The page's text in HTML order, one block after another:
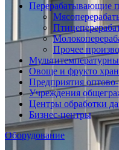
Перерабатывающие
Прочее
Овоще и фрукто
Предприятия
Учреждения
Центры обработки
Бизнес-центры
Оборудование